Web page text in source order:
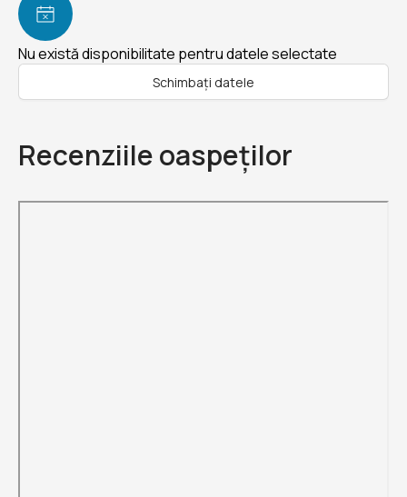
Nu există disponibilitate pentru datele selectate
Schimbați datele
Recenziile oaspeților